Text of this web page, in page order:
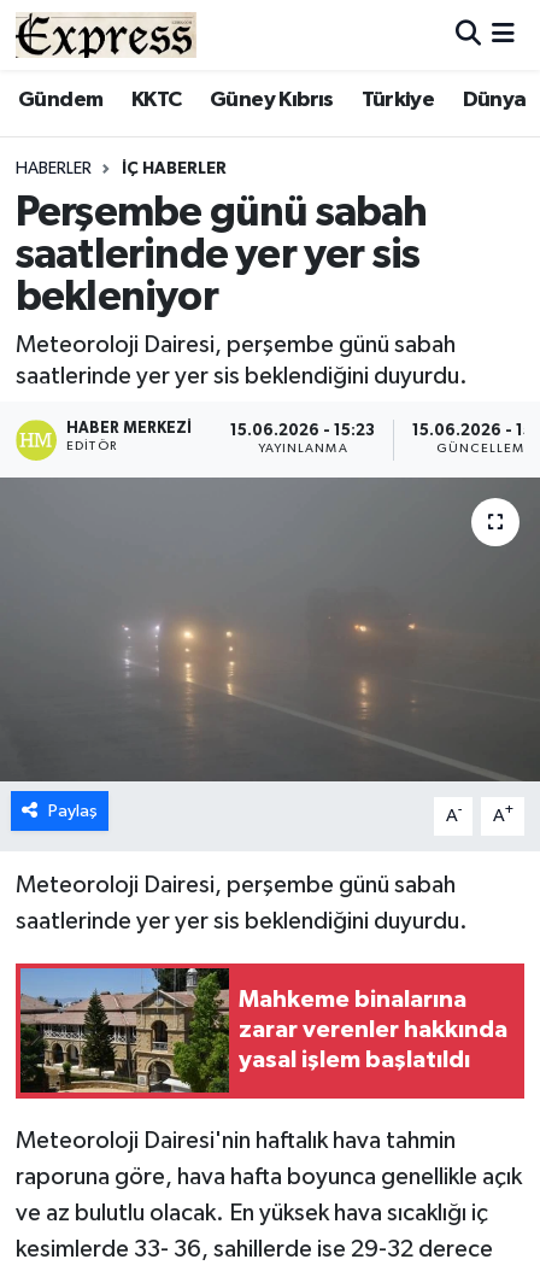
Gündem KKTC Güney Kıbrıs Türkiye Dünya
HABERLER İÇ HABERLER
Perşembe günü sabah
saatlerinde yer yer sis
bekleniyor
Meteoroloji Dairesi, perşembe günü sabah
saatlerinde yer yer sis beklendiğini duyurdu.
HABER MERKEZI
EDITÖR
15.06.2026 - 15:23
YAYINLANMA
15.06.2026 -
GÜNCELLEME
Paylaş A- A+
Meteoroloji Dairesi, perşembe günü sabah
saatlerinde yer yer sis beklendiğini duyurdu.
Mahkeme binalarına
zarar verenler hakkında
yasal işlem başlatıldı
Meteoroloji Dairesi'nin haftalık hava tahmin
raporuna göre, hava hafta boyunca genellikle açık
ve az bulutlu olacak. En yüksek hava sıcaklığı iç
kesimlerde 33- 36, sahillerde ise 29-32 derece
ALAYKÖY
BİLİM
ÇATALKÖY
DÜNYA
GAZİMAĞUSA
GÜNEY KIBRIS
İÇ HABERLER
LAPTA
LEFKOŞA
MAGAZİN
ÖZEL HABER
Hava Durumu
Süper Lig Puan Durumu ve Fikstür
Tüm Manşetler
Son Dakika Haberleri